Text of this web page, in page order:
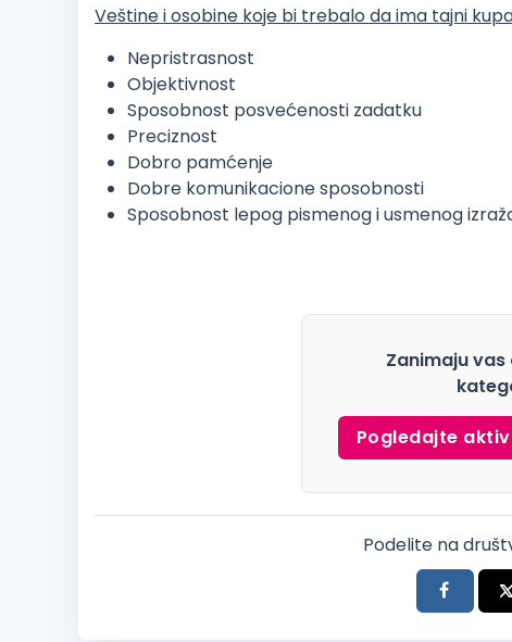
Veštine i osobine koje bi trebalo da ima tajni
Nepristrasnost
Objektivnost
Sposobnost posvećenosti zadatku
Preciznost
Dobro pamćenje
Dobre komunikacione sposobnosti
Sposobnost lepog pismenog i usmenog
Zanimaju
Pogledajte
Podelite na